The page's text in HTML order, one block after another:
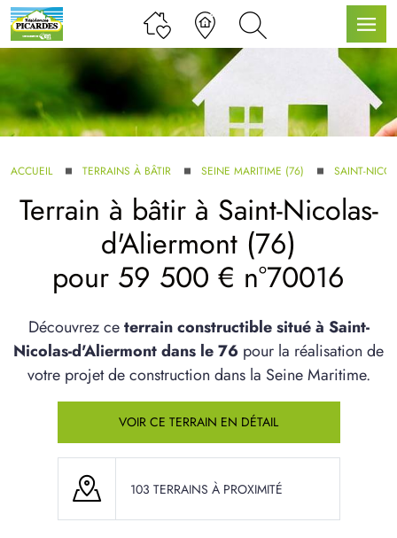
SERVICE BDL EXTENSION
ARTICLES
ACCUEIL TERRAINS À BÂTIR SEINE MARITIME (76) SAINT-
Terrain à bâtir à Saint-Nicolas-
d'Aliermont (76)
pour 59 500 € n°70016
Découvrez ceterrain constructible situé à Saint-
Nicolas-d'Aliermont dans le 76 pour la réalisation de
votre projet de construction dans la Seine Maritime.
VOIR CE TERRAIN EN DÉTAIL
103 TERRAINS À PROXIMITÉ